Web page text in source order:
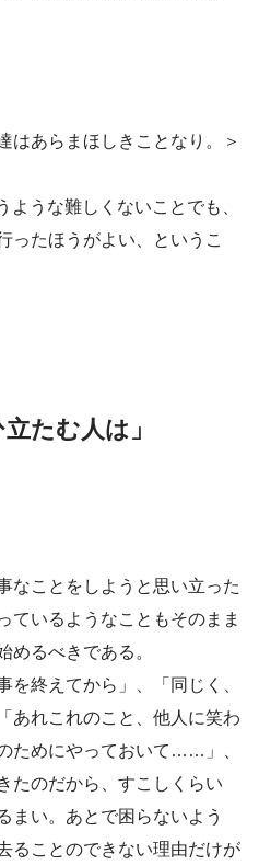
はあらまほしきことなり。＞
うな難しくないことでも、
ったほうがよい、というこ
たむ人は」
ことをしようと思い立った
ているようなこともそのまま
めるべきである。
終えてから」、「同じく、
あれこれのこと、他人に笑わ
ためにやっておいて……」、
たのだから、すこしくらい
まい。あとで困らないよう
ることのできない理由だけが